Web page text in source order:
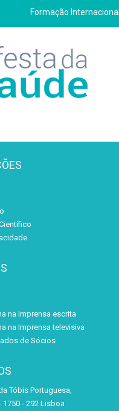
Formação Internacional
na Imprensa escrita
na Imprensa televisiva
de Sócios
Tóbis Portuguesa,
1750 - 292 Lisboa